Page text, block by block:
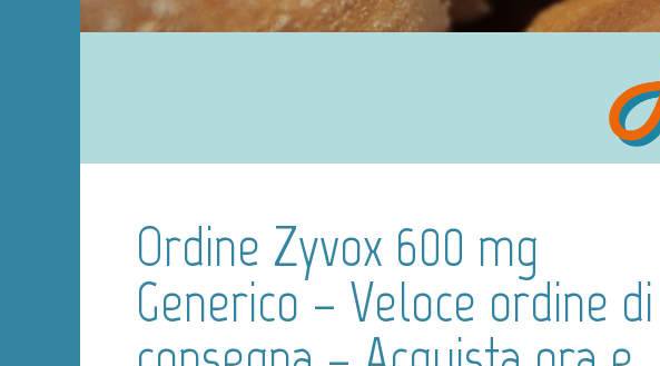
Ordine Zyvox 600 mg
Generico – Veloce ordine di